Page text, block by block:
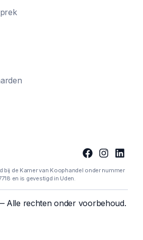
bij de Kamer van Koophandel onder nummer
en is gevestigd in Uden.
Alle rechten onder voorbehoud.